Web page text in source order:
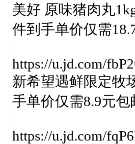
美好 原味猪肉丸
件到手单价仅需
https://u.jd.com/
新希望遇鲜限定牧
手单价仅需8.9元包
https://u.jd.com/